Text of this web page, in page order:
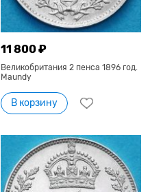
11 800 ₽
Великобритания 2 пенса 1896 год.
Maundy
В корзину